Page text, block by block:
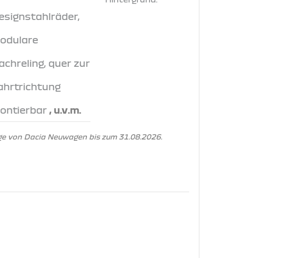
quer zur
, u.v.m.
von Dacia Neuwagen bis zum 31.08.2026.